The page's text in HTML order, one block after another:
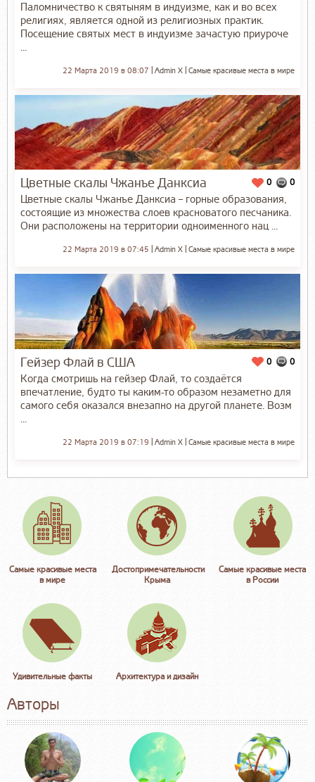
Паломничество к святыням в индуизме, как и во всех
религиях, является одной из религиозных практик.
Посещение святых мест в индуизме зачастую приуроче
...
Самые красивые места в мире
Admin X
22 Марта 2019 в 08:07
0
0
Цветные скалы Чжанъе Данксиа
Цветные скалы Чжанъе Данксиа – горные образования,
состоящие из множества слоев красноватого песчаника.
Они расположены на территории одноименного нац ...
Самые красивые места в мире
Admin X
22 Марта 2019 в 07:45
0
0
Гейзер Флай в США
Когда смотришь на гейзер Флай, то создаётся
впечатление, будто ты каким-то образом незаметно для
самого себя оказался внезапно на другой планете. Возм
...
Самые красивые места в мире
Admin X
22 Марта 2019 в 07:19
Самые красивые места
в мире
Достопримечательности
Крыма
Самые красивые места
в России
Удивительные факты Архитектура и дизайн
Авторы